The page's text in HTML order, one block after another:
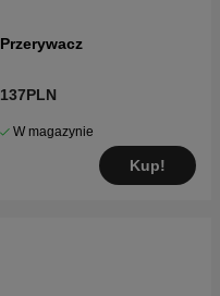
Przerywacz
137PLN
W magazynie
Kup!